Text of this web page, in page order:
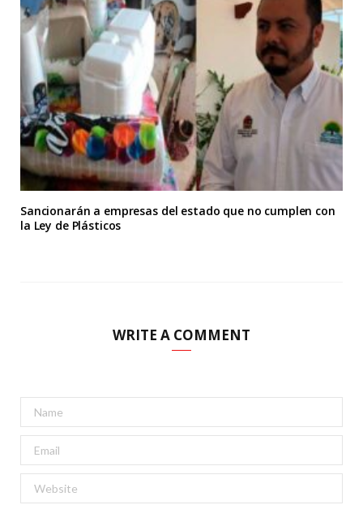
Sancionarán a empresas del estado que no cumplen con
la Ley de Plásticos
WRITE A COMMENT